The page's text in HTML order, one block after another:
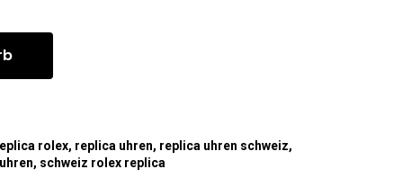
rolex, replica uhren, replica uhren schweiz,
, schweiz rolex replica